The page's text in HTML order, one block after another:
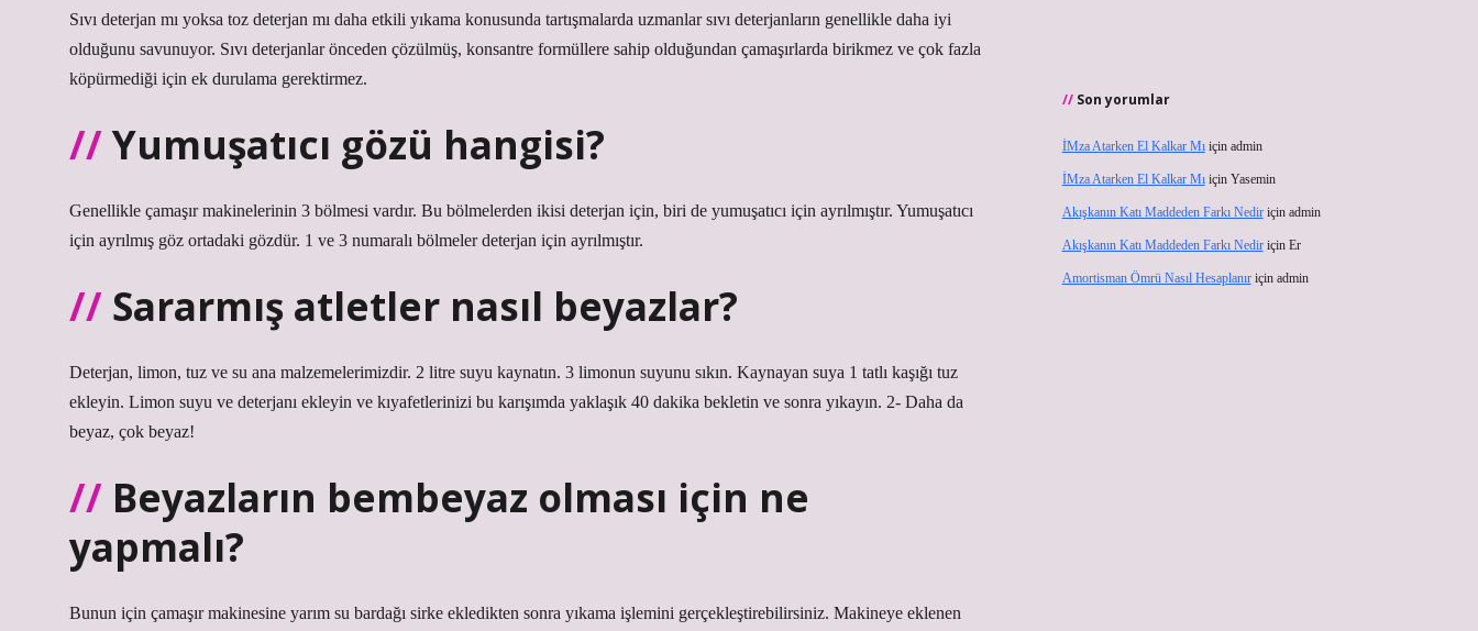
Sıvı deterjan mı yoksa toz deterjan mı daha etkili yıkama konusunda tartışmalarda uzmanlar sıvı deterjanların genellikle daha iyi
olduğunu savunuyor. Sıvı deterjanlar önceden çözülmüş, konsantre formüllere sahip olduğundan çamaşırlarda birikmez ve çok fazla
köpürmediği için ek durulama gerektirmez.
Yumuşatıcı gözü hangisi?
Genellikle çamaşır makinelerinin 3 bölmesi vardır. Bu bölmelerden ikisi deterjan için, biri de yumuşatıcı için ayrılmıştır. Yumuşatıcı
için ayrılmış göz ortadaki gözdür. 1 ve 3 numaralı bölmeler deterjan için ayrılmıştır.
Sararmış atletler nasıl beyazlar?
Deterjan, limon, tuz ve su ana malzemelerimizdir. 2 litre suyu kaynatın. 3 limonun suyunu sıkın. Kaynayan suya 1 tatlı kaşığı tuz
ekleyin. Limon suyu ve deterjanı ekleyin ve kıyafetlerinizi bu karışımda yaklaşık 40 dakika bekletin ve sonra yıkayın. 2- Daha da
beyaz, çok beyaz!
Beyazların bembeyaz olması için ne
yapmalı?
Bunun için çamaşır makinesine yarım su bardağı sirke ekledikten sonra yıkama işlemini gerçekleştirebilirsiniz. Makineye eklenen
Son yorumlar
İMza Atarken El Kalkar Mıiçin admin
İMza Atarken El Kalkar Mıiçin Yasemin
Akışkanın Katı Maddeden Farkı Nediriçin admin
Akışkanın Katı Maddeden Farkı Nediriçin Er
Amortisman Ömrü Nasıl Hesaplanıriçin admin